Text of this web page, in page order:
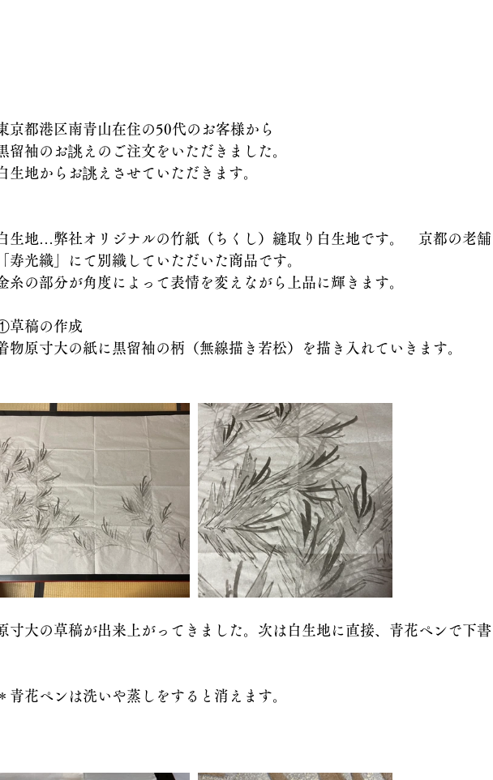
京都港区南青山在住の50代のお客様から
留袖のお誂えのご注文をいただきました。
生地からお誂えさせていただきます。
生地…弊社オリジナルの竹紙（ちくし）縫取り白生地です。　京都の老
「寿光織」にて別織していただいた商品です。
糸の部分が角度によって表情を変えながら上品に輝きます。
草稿の作成
物原寸大の紙に黒留袖の柄（無線描き若松）を描き入れていきます。
寸大の草稿が出来上がってきました。次は白生地に直接、青花ペンで下書
＊青花ペンは洗いや蒸しをすると消えます。